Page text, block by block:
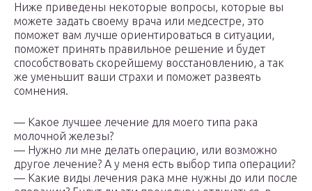
Ниже приведены некоторые вопросы, которые вы
можете задать своему врача или медсестре, это
поможет вам лучше ориентироваться в ситуации,
поможет принять правильное решение и будет
способствовать скорейшему восстановлению, а так
же уменьшит ваши страхи и поможет развеять
сомнения.
— Какое лучшее лечение для моего типа рака
молочной железы?
— Нужно ли мне делать операцию, или возможно
другое лечение? А у меня есть выбор типа операции?
— Какие виды лечения рака мне нужны до или после